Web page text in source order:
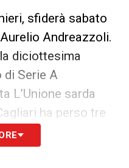
sfiderà sabato
Andreazzoli.
diciottesima
di Serie A
L’Unione sarda
ha perso tre
L’Empoli è uscito
cinque uscite.